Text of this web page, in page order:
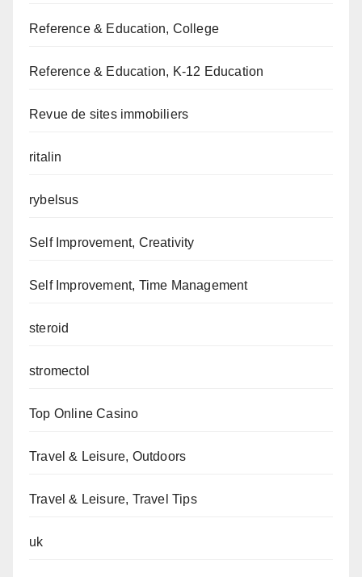
Reference & Education, College
Reference & Education, K-12 Education
Revue de sites immobiliers
ritalin
rybelsus
Self Improvement, Creativity
Self Improvement, Time Management
steroid
stromectol
Top Online Casino
Travel & Leisure, Outdoors
Travel & Leisure, Travel Tips
uk